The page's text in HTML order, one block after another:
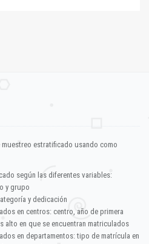
estratificado usando como
según las diferentes variables:
y grupo
y dedicación
en centros: centro, año de primera
alto en que se encuentran matriculados
en departamentos: tipo de matrícula en